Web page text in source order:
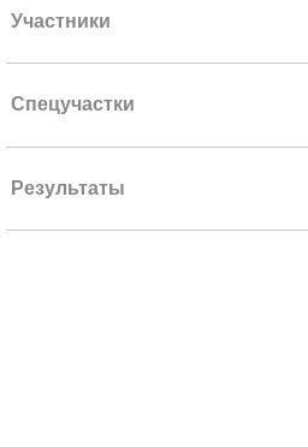
Участники
Спецучастки
Результаты